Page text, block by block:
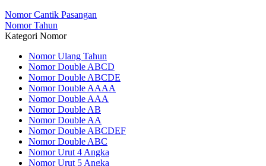
Nomor Cantik Pasangan
Nomor Tahun
Kategori Nomor
Nomor Ulang Tahun
Nomor Double ABCD
Nomor Double ABCDE
Nomor Double AAAA
Nomor Double AAA
Nomor Double AB
Nomor Double AA
Nomor Double ABCDEF
Nomor Double ABC
Nomor Urut 4 Angka
Nomor Urut 5 Angka